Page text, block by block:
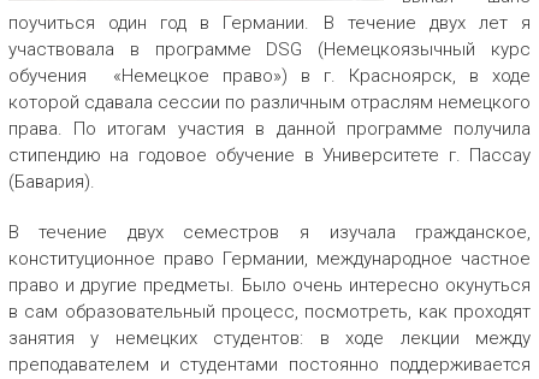
поучиться один год в Германии. В течение двух лет я
участвовала в программе DSG (Немецкоязычный курс
обучения «Немецкое право») в г. Красноярск, в ходе
которой сдавала сессии по различным отраслям немецкого
права. По итогам участия в данной программе получила
стипендию на годовое обучение в Университете г. Пассау
(Бавария).
В течение двух семестров я изучала гражданское,
конституционное право Германии, международное частное
право и другие предметы. Было очень интересно окунуться
в сам образовательный процесс, посмотреть, как проходят
занятия у немецких студентов: в ходе лекции между
преподавателем и студентами постоянно поддерживается